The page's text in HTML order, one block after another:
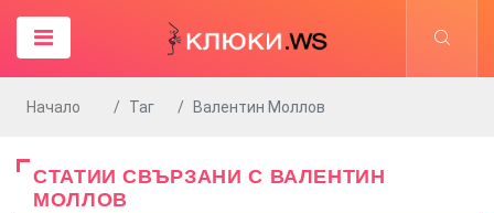
Начало Таг Валентин Моллов
СТАТИИ СВЪРЗАНИ С ВАЛЕНТИН
МОЛЛОВ